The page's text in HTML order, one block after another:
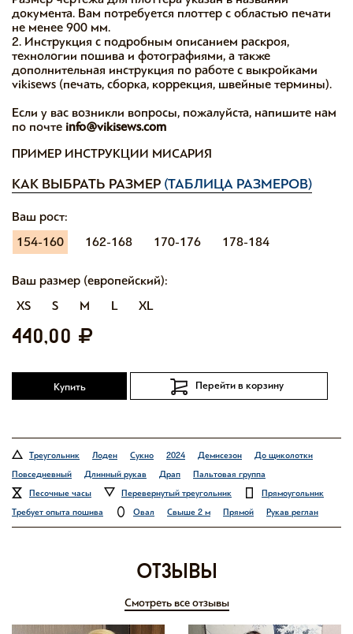
документа. Вам потребуется плоттер с областью печати
не менее 900 мм.
2. Инструкция с подробным описанием раскроя,
технологии пошива и фотографиями, а также
дополнительная инструкция по работе с выкройками
vikisews (печать, сборка, коррекция, швейные термины).
Если у вас возникли вопросы, пожалуйста, напишите нам
по почте info@vikisews.com
ПРИМЕР ИНСТРУКЦИИ МИСАРИЯ
КАК ВЫБРАТЬ РАЗМЕР (ТАБЛИЦА РАЗМЕРОВ)
Ваш рост:
154-160
162-168 170-176 178-184
Ваш размер (европейский):
XS
S M L XL
440,00
Купить Перейти в корзину
Треугольник Лоден Сукно 2024 Демисезон
До щиколотки
Повседневный
Длинный рукав Драп
Пальтовая группа
Песочные часы
Перевернутый треугольник
Прямоугольник
Требует опыта пошива
Овал Свыше 2 м Прямой Рукав реглан
отзывы
Смотреть все отзывы